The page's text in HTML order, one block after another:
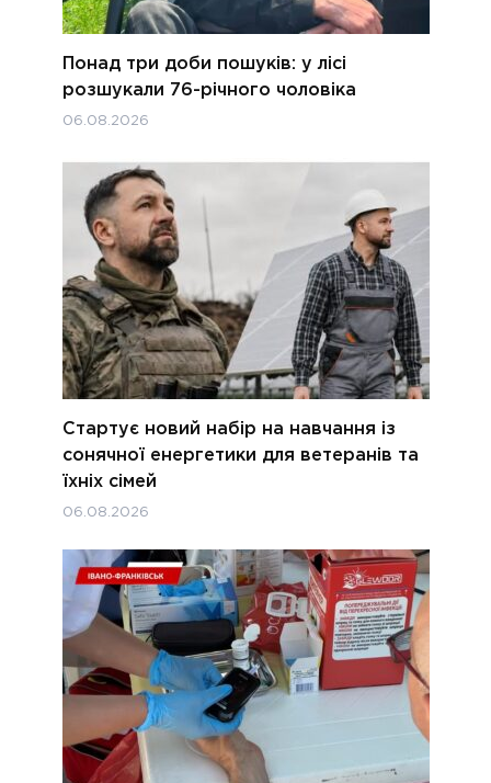
Понад три доби пошуків: у лісі
розшукали 76-річного чоловіка
06.08.2026
Стартує новий набір на навчання із
сонячної енергетики для ветеранів та
їхніх сімей
06.08.2026